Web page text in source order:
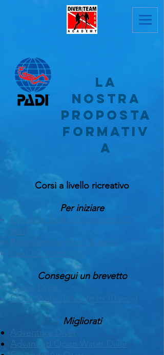
LA
NOSTRA
PROPOSTA
FORMATIV
A
Corsi a livello ricreativo
Per iniziare
Discover Scuba Diving (min.10
Bubblemaker (min. 8 anni)
Seal Team (min. 8)
Consegui un brevetto
Scuba Diver
Open Water Diver (min.10 anni)
Migliorati
Adventure
Advanced Open Water Diver